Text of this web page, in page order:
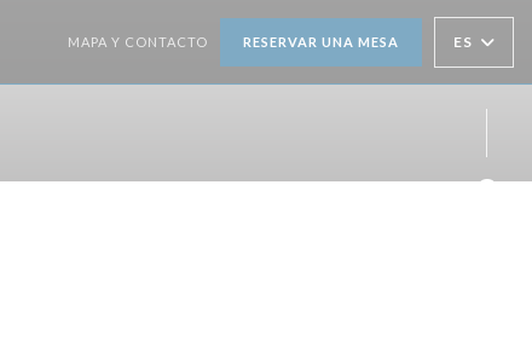
MAPA Y CONTACTO RESERVAR UNA MESA ES